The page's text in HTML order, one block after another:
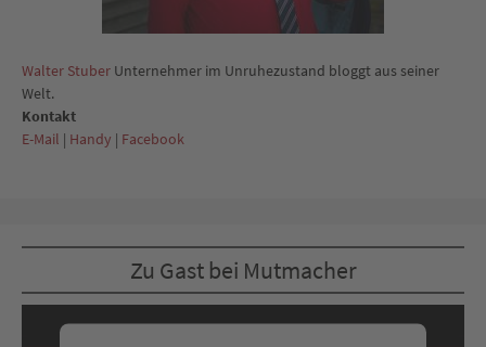
Walter Stuber Unternehmer im Unruhezustand bloggt aus seiner
Welt.
Kontakt
E-Mail | Handy | Facebook
Zu Gast bei Mutmacher